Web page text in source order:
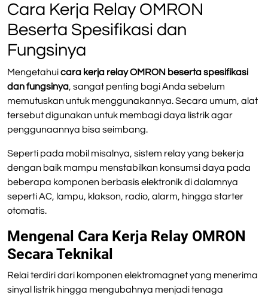
Cara Kerja Relay OMRON
Beserta Spesifikasi dan
Fungsinya
Mengetahuicara kerja relay OMRON beserta spesifikasi
dan fungsinya, sangat penting bagi Anda sebelum
memutuskan untuk menggunakannya. Secara umum, alat
tersebut digunakan untuk membagi daya listrik agar
penggunaannya bisa seimbang.
Seperti pada mobil misalnya, sistem relay yang bekerja
dengan baik mampu menstabilkan konsumsi daya pada
beberapa komponen berbasis elektronik di dalamnya
seperti AC, lampu, klakson, radio, alarm, hingga starter
otomatis.
Mengenal Cara Kerja Relay OMRON
Secara Teknikal
Relai terdiri dari komponen elektromagnet yang menerima
sinyal listrik hingga mengubahnya menjadi tenaga